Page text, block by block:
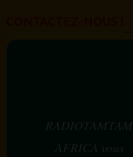
RADIOTAMTAM
AFRICA vous